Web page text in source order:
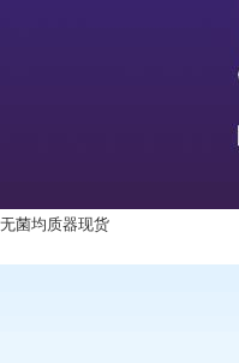
无菌均质器现货